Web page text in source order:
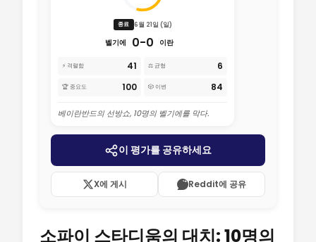
종료 6월 21일 (일)
벨기에 0-0 이란
⚡ 격렬함 41 ⚖️ 균형 6
🏆 중요도 100 🎲 이변 84
베이란반드의 선방쇼, 10명의 벨기에를 막다.
이 평가를 공유하세요
X에 게시 Reddit에 공유
소파이 스타디움의 대치: 10명의